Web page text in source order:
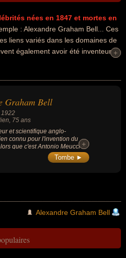
nées en 1847 et mortes en
: Alexandre Graham Bell... Ces
liens variés dans les domaines de
également avoir été inventeur.
exemple.
+
+
Graham Bell
1922
, 75 ans
et scientifique anglo-
connu pour l'invention du
que c'est Antonio Meucci le
et de l'hydroptère
+
+
Tombe ►
Alexandre Graham Bell